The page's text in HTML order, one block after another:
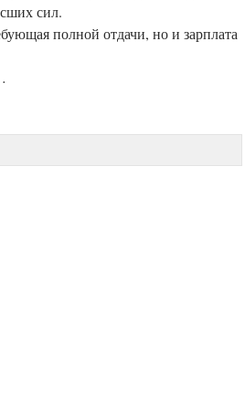
сил.
полной отдачи, но и зарплата